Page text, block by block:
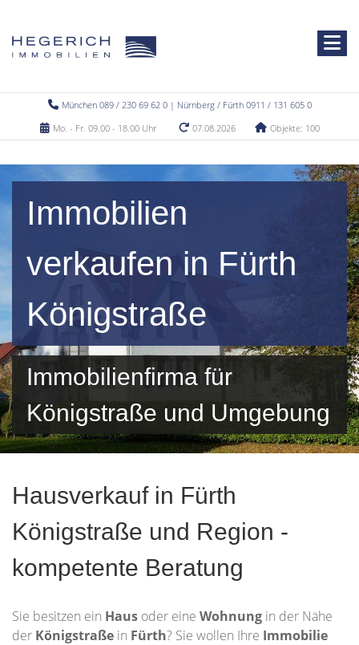
München 089 / 230 69 62 0 | Nürnberg / Fürth 0911 / 131 605 0
Mo. - Fr. 09.00 - 18.00 Uhr
07.08.2026 Objekte: 100
Immobilien
verkaufen in Fürth
Königstraße
Immobilienfirma für
Königstraße und Umgebung
Hausverkauf in Fürth
Königstraße und Region -
kompetente Beratung
Sie besitzen ein Haus oder eine Wohnung in der Nähe
der Königstraße in Fürth? Sie wollen Ihre Immobilie